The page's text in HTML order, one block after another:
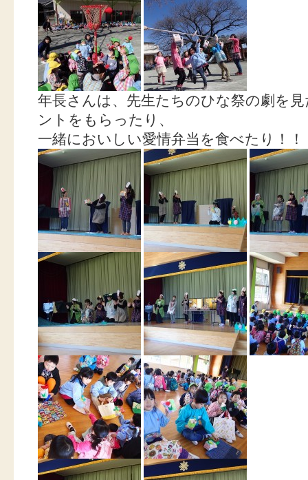
年長さんは、先生たちのひな祭の劇を
ントをもらったり、
一緒においしい愛情弁当を食べたり！！